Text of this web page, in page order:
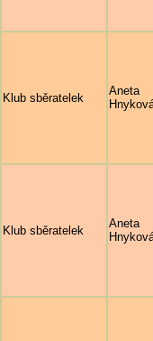
Klub sběratelek
Aneta
Klub sběratelek
Aneta